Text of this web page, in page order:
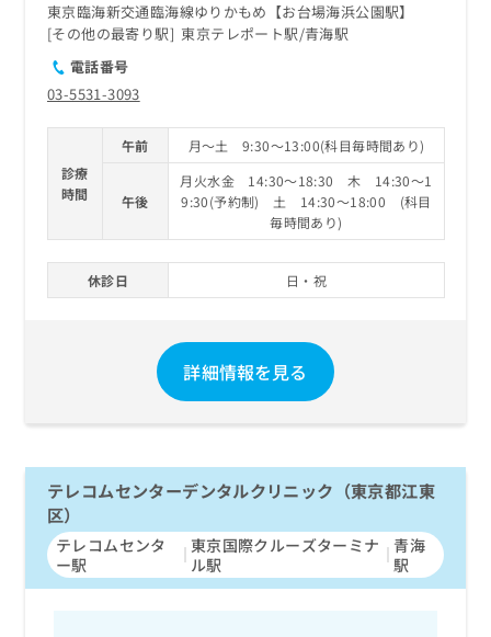
東京臨海新交通臨海線ゆりかもめ【お台場海浜公園駅】
その他の最寄り駅
東京テレポート駅 青海駅
電話番号
03-5531-3093
診療
時間
午前 月～土 9:30～13:00(科目毎時間あり)
午後
月火水金 14:30～18:30 木 14:30～1
9:30(予約制) 土 14:30～18:00 (科目
毎時間あり)
休診日 日・祝
詳細情報を見る
テレコムセンターデンタルクリニック（東京都江東
区）
テレコムセンタ
ー駅
東京国際クルーズターミナ
ル駅
青海
駅